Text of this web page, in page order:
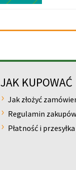
JAK KUPOWAĆ
Jak złożyć
Regulamin zakupów
Płatność i przesyłka